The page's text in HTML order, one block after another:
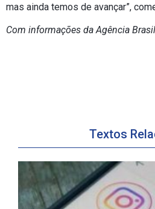
mas ainda temos de avançar”,
Com informações da Agência
Textos